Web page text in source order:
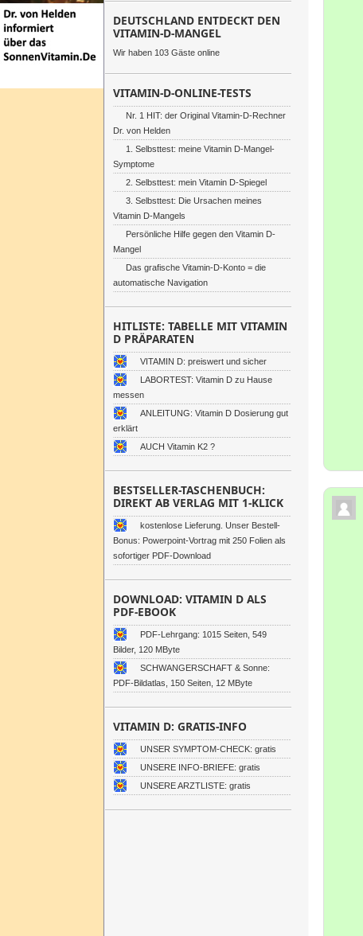
DEUTSCHLAND ENTDECKT DEN
VITAMIN-D-MANGEL
Wir haben 103 Gäste online
VITAMIN-D-ONLINE-TESTS
Nr. 1 HIT: der Original Vitamin-D-Rechner
Dr. von Helden
1. Selbsttest: meine Vitamin D-Mangel-
Symptome
2. Selbsttest: mein Vitamin D-Spiegel
3. Selbsttest: Die Ursachen meines
Vitamin D-Mangels
Persönliche Hilfe gegen den Vitamin D-
Mangel
Das grafische Vitamin-D-Konto = die
automatische Navigation
HITLISTE: TABELLE MIT VITAMIN
D PRÄPARATEN
VITAMIN D: preiswert und sicher
LABORTEST: Vitamin D zu Hause
messen
ANLEITUNG: Vitamin D Dosierung gut
erklärt
AUCH Vitamin K2 ?
BESTSELLER-TASCHENBUCH:
DIREKT AB VERLAG MIT 1-KLICK
kostenlose Lieferung. Unser Bestell-
Bonus: Powerpoint-Vortrag mit 250 Folien als
sofortiger PDF-Download
DOWNLOAD: VITAMIN D ALS
PDF-EBOOK
PDF-Lehrgang: 1015 Seiten, 549
Bilder, 120 MByte
SCHWANGERSCHAFT & Sonne:
PDF-Bildatlas, 150 Seiten, 12 MByte
VITAMIN D: GRATIS-INFO
UNSER SYMPTOM-CHECK: gratis
UNSERE INFO-BRIEFE: gratis
UNSERE ARZTLISTE: gratis